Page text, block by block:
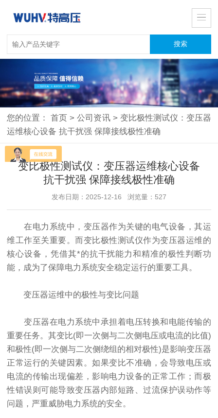
您的位置：首页 > 公司资讯 > 变比极性测试仪：变压器
运维核心设备 抗干扰强 保障接线极性准确
变比极性测试仪：变压器运维核心设备
抗干扰强 保障接线极性准确
发布日期：2025-12-16 浏览量：527
在电力系统中，变压器作为关键的电气设备，其运
维工作至关重要。而变比极性测试仪作为变压器运维的
核心设备，凭借其*的抗干扰能力和精准的极性判断功
能，成为了保障电力系统安全稳定运行的重要工具。
变压器运维中的极性与变比问题
变压器在电力系统中承担着电压转换和电能传输的
重要任务。其变比(即一次侧与二次侧电压或电流的比值)
和极性(即一次侧与二次侧绕组的相对极性)是影响变压器
正常运行的关键因素。如果变比不准确，会导致电压或
电流的传输出现偏差，影响电力设备的正常工作；而极
性错误则可能导致变压器内部短路、过流保护误动作等
问题，严重威胁电力系统的安全。